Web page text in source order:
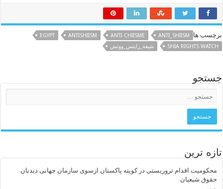
برچسب ها ANTI_SHIISM
ANTI-CHIISME
ANTISHIISM
EGYPT
SHIA RIGHTS WATCH
شيعة_رايتس_ووتش
جستجو
تازه ترین
محکومیت اقدام تروریستی در کویته پاکستان ازسوی سازمان جهانی دیدبان
حقوق شیعیان